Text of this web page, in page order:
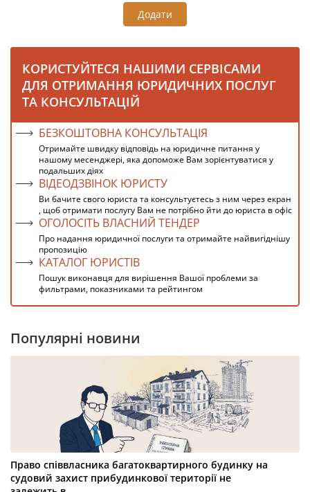
Додати
КОРИСТУЙТЕСЯ НАШИМИ СЕРВІСАМИ
ДЛЯ ОТРИМАННЯ ЮРИДИЧНИХ ПОСЛУГ
ТА КОНСУЛЬТАЦІЙ
БЕЗКОШТОВНА КОНСУЛЬТАЦІЯ
Отримайте швидку відповідь на юридичне питання у
нашому месенджері, яка допоможе Вам зорієнтуватися у
подальших діях
ВІДЕОДЗВІНОК ЮРИСТУ
Ви бачите свого юриста та консультуєтесь з ним через екран
, щоб отримати послугу Вам не потрібно йти до юриста в офіс
ОГОЛОСІТЬ ВЛАСНИЙ ТЕНДЕР
Про надання юридичної послуги та отримайте найвигіднішу
пропозицію
КАТАЛОГ ЮРИСТІВ
Пошук виконавця для вирішення Вашої проблеми за
фильтрами, показниками та рейтингом
Популярні новини
Право співвласника багатоквартирного будинку на
судовий захист прибудинкової території не